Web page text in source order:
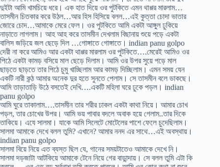
দুইটা আমি খামচিয়ে ধরে। এক হাত দিয়ে ওর পুটকিতে এমন থাপ্পর মারলাম…
তাসমীন চিতকার করে উঠল…আর হিস হিসিয়ে বলল…এই কুত্তা চোদা ভাতার
জোরে চোদ…আমাকে মেরে ফেল। ওর পুটকিতে আমি একটা আঙ্গুল ঢুকিয়ে
নাড়াতে লাগলাম। আহ আহ করে তাসমীন দেখলাম বিছানায় শুয়ে পড়ে একটা
বালিস জড়িয়ে জল ছেড়ে দিল …গোঙ্গাতে গোঙ্গাতে। indian panu golpo
দেরী না করে আমিও আর একটা থাপ্পর মারলাম ওর পুটকিতে….মেরেই আমিও ওর
পিঠে একটা কামড় বসিয়ে মাল ছেড়ে দিলাম। আমি ওর উপর সুয়ে পড়ে মাল
ছাড়তে ছাড়তে তার পিঠে চুমু খাচ্ছিলাম আর কামড় দিচ্ছিলাম। এমন সময় যেন
একটি নারী কন্ঠ আমার অনেক দুর হতে সুনতে পেলাম। সে তাসমীন বলে ডাকছে।
আমি তাড়াতাড়ি উঠে বসতেই দেখি….একটি মহিলা ঘরে ঢুকে পড়ল। indian
panu golpo
আমি ঘুরে তাকালাম….তাসমীন তার শরীর ঢাকল একটা কাথা নিয়ে। আমার চোখ
পড়ল, তার চোখের উপর। আমি ভয় পাবার বদলে অবাক হয়ে গেলাম..তার দিকে
তাকিয়ে। এযে সালমা। যাকে আমি সিলেটে মোটেলের পাশে ফেলে চুদেছিলাম।
সালমা আমাকে দেখে বলল তুমি? এখানে? আমার ননদ এর সাথে…এই অবস্থায়।
indian panu golpo
সালমা বিয়ে নিয়ে এত ব্যস্ত ছিল যে, গানের সময়টাতেও আমাকে দেখে নি।
সালমা দড়জাটা আটকিয়ে আমাকে টেনে নিয়ে গের বাড়ান্দায়। সে বলল তুমি এটা কি